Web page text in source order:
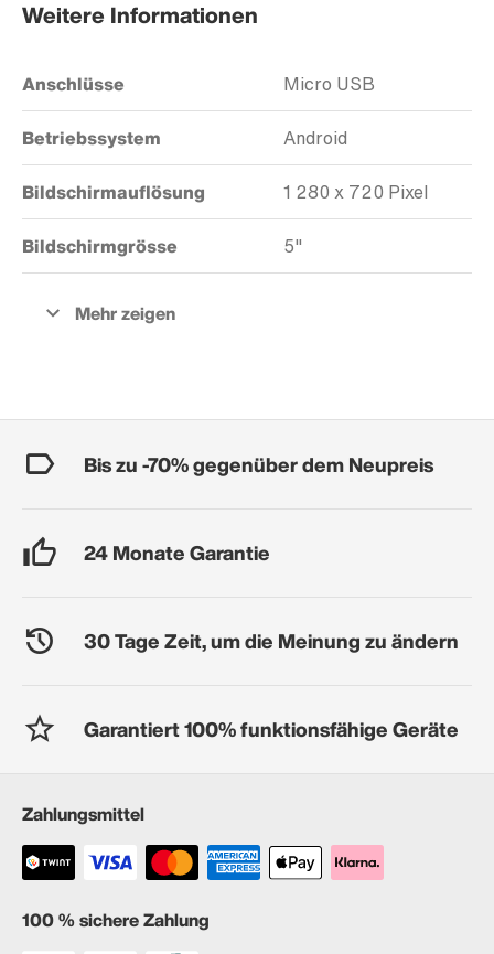
Weitere Informationen
Anschlüsse Micro USB
Betriebssystem Android
Bildschirmauflösung 1 280 x 720 Pixel
Bildschirmgrösse 5"
Bis zu -70% gegenüber dem Neupreis
24 Monate Garantie
30 Tage Zeit, um die Meinung zu ändern
Garantiert 100% funktionsfähige Geräte
Zahlungsmittel
100 % sichere Zahlung